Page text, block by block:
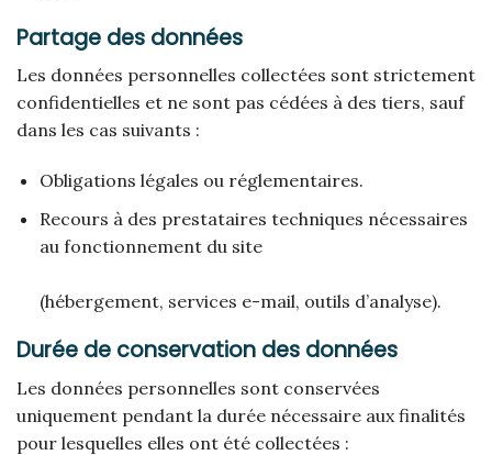
Partage des données
Les données personnelles collectées sont strictement
confidentielles et ne sont pas cédées à des tiers, sauf
dans les cas suivants :
Obligations légales ou réglementaires.
Recours à des prestataires techniques nécessaires
au fonctionnement du site
(hébergement, services e-mail, outils d’analyse).
Durée de conservation des données
Les données personnelles sont conservées
uniquement pendant la durée nécessaire aux finalités
pour lesquelles elles ont été collectées :